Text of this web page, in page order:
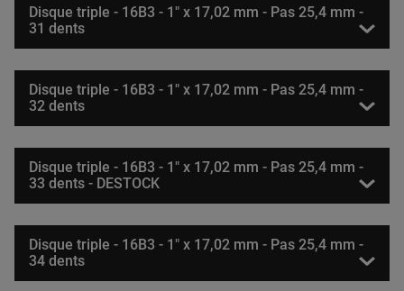
Disque triple - 16B3 - 1" x 17,02 mm - Pas 25,4 mm -
31 dents
Disque triple - 16B3 - 1" x 17,02 mm - Pas 25,4 mm -
32 dents
Disque triple - 16B3 - 1" x 17,02 mm - Pas 25,4 mm -
33 dents - DESTOCK
Disque triple - 16B3 - 1" x 17,02 mm - Pas 25,4 mm -
34 dents